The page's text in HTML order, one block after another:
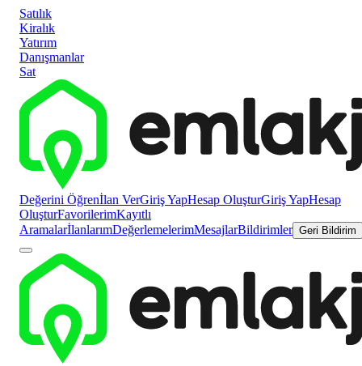
Satılık
Kiralık
Yatırım
Danışmanlar
Sat
Değerini Öğrenİlan VerGiriş YapHesap OluşturGiriş YapHesap
OluşturFavorilerimKayıtlı
AramalarİlanlarımDeğerlemelerimMesajlarBildirimler Geri Bildirim